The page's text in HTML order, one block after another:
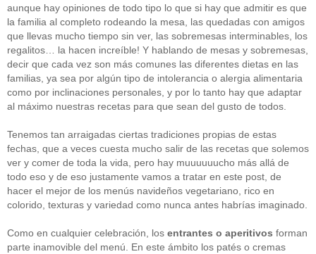
CATEGORÍAS
alimentación-mujer (13)
beneficios-alimentos(23)
control-peso(15)
dietoterapia (22)
Sin categoría
" ALT="RSS" /> SUSCRÍBETE
RSS - Entradas
ADMINISTRAR
aunque hay opiniones de todo tipo lo que si hay que admitir es que
la familia al completo rodeando la mesa, las quedadas con amigos
que llevas mucho tiempo sin ver, las sobremesas interminables, los
regalitos… la hacen increíble! Y hablando de mesas y sobremesas,
decir que cada vez son más comunes las diferentes dietas en las
familias, ya sea por algún tipo de intolerancia o alergia alimentaria
como por inclinaciones personales, y por lo tanto hay que adaptar
al máximo nuestras recetas para que sean del gusto de todos.
Tenemos tan arraigadas ciertas tradiciones propias de estas
fechas, que a veces cuesta mucho salir de las recetas que solemos
ver y comer de toda la vida, pero hay muuuuuucho más allá de
todo eso y de eso justamente vamos a tratar en este post, de
hacer el mejor de los menús navideños vegetariano, rico en
colorido, texturas y variedad como nunca antes habrías imaginado.
Como en cualquier celebración, los entrantes o aperitivos forman
parte inamovible del menú. En este ámbito los patés o cremas